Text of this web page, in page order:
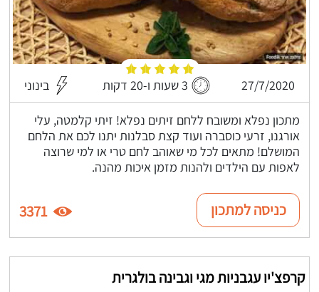
27/7/2020 3 שעות ו-20 דקות בינוני
מתכון נפלא ומשובח ללחם זיתים נפלא! זיתי קלמטה, עלי
אורגנו, זרעי כוסברה ועוד קצת סבלנות יתנו לכם את הלחם
המושלם! מתאים לכל מי שאוהב לחם טרי או למי שרוצה
לאפות עם הילדים ולהנות מזמן איכות מהנה.
כניסה למתכון 3371
קרפצ'יו עגבניות מגי וגבינה בולגרית